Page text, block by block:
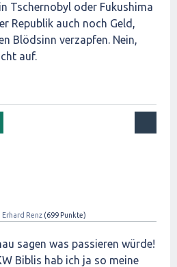
Tschernobyl oder Fukushima
Republik auch noch Geld,
Blödsinn verzapfen. Nein,
auf.
Erhard Renz (699 Punkte)
sagen was passieren würde!
Biblis hab ich ja so meine